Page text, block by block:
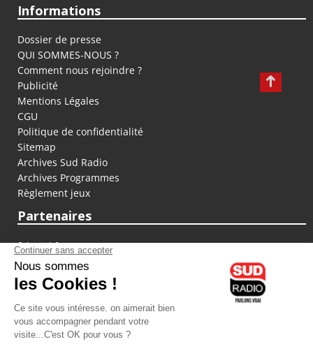
Informations
Dossier de presse
QUI SOMMES-NOUS ?
Comment nous rejoindre ?
Publicité
Mentions Légales
CGU
Politique de confidentialité
Sitemap
Archives Sud Radio
Archives Programmes
Règlement jeux
Partenaires
fiducial.fr
lyoncapitale.fr
olympique-et-lyonnais.com
L'application Iphone / Android